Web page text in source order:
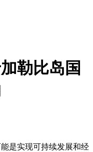
勒比岛国
是实现可持续发展和经